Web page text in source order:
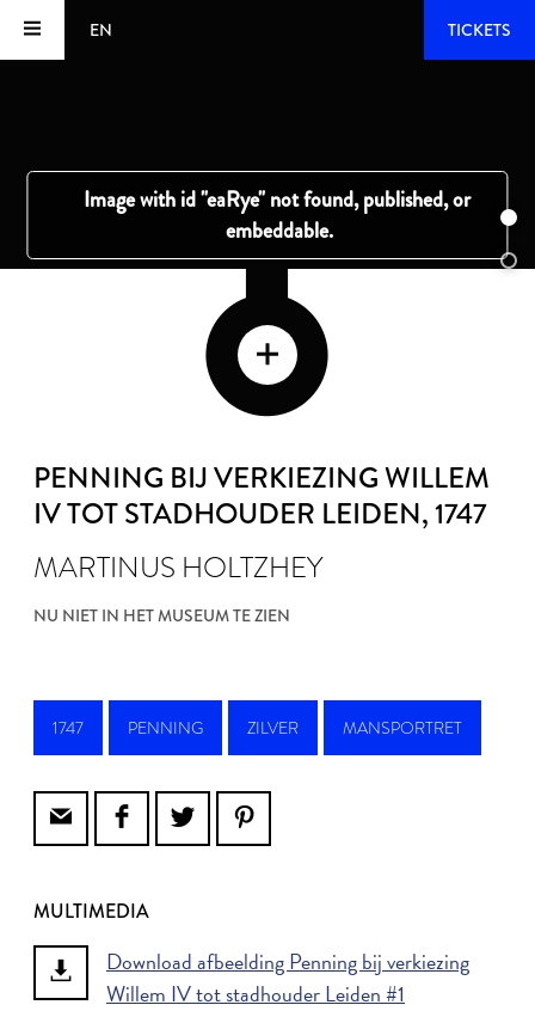
EN TICKETS
PENNING BIJ VERKIEZING WILLEM
IV TOT STADHOUDER LEIDEN, 1747
MARTINUS HOLTZHEY
NU NIET IN HET MUSEUM TE ZIEN
1747 PENNING ZILVER MANSPORTRET
MULTIMEDIA
Download afbeelding Penning bij verkiezing
Willem IV tot stadhouder Leiden #1